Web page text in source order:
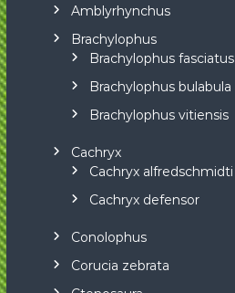
Amblyrhynchus
Brachylophus
Brachylophus fasciatus
Brachylophus bulabula
Brachylophus vitiensis
Cachryx
Cachryx alfredschmidti
Cachryx defensor
Conolophus
Corucia zebrata